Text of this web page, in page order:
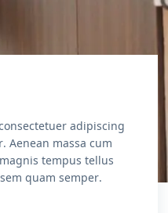
adipiscing
Aenean massa cum
tempus tellus
quam semper.